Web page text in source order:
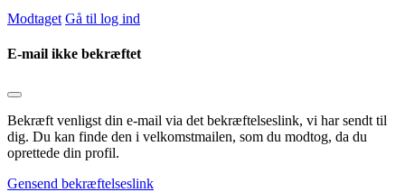
Modtaget Gå til log ind
E-mail ikke bekræftet
Bekræft venligst din e-mail via det bekræftelseslink, vi har sendt til
dig. Du kan finde den i velkomstmailen, som du modtog, da du
oprettede din profil.
Gensend bekræftelseslink